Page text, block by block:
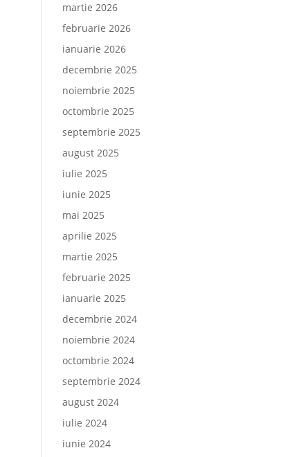
martie 2026
februarie 2026
ianuarie 2026
decembrie 2025
noiembrie 2025
octombrie 2025
septembrie 2025
august 2025
iulie 2025
iunie 2025
mai 2025
aprilie 2025
martie 2025
februarie 2025
ianuarie 2025
decembrie 2024
noiembrie 2024
octombrie 2024
septembrie 2024
august 2024
iulie 2024
iunie 2024